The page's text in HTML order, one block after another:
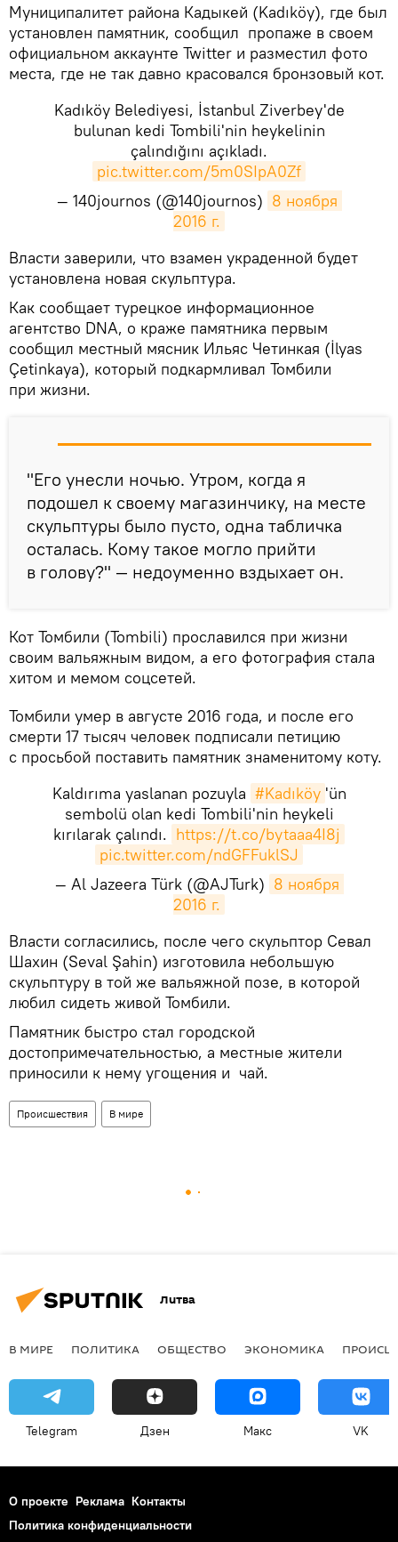
Муниципалитет района Кадыкей (Kadıköy), где был
установлен памятник, сообщил пропаже в своем
официальном аккаунте Twitter и разместил фото
места, где не так давно красовался бронзовый кот.
Kadıköy Belediyesi, İstanbul Ziverbey'de
bulunan kedi Tombili'nin heykelinin
çalındığını açıkladı.
pic.twitter.com/5m0SIpA0Zf
— 140journos (@140journos) 8 ноября
2016 г.
Власти заверили, что взамен украденной будет
установлена новая скульптура.
Как сообщает турецкое информационное
агентство DNA, о краже памятника первым
сообщил местный мясник Ильяс Четинкая (İlyas
Çetinkaya), который подкармливал Томбили
при жизни.
"Его унесли ночью. Утром, когда я
подошел к своему магазинчику, на месте
скульптуры было пусто, одна табличка
осталась. Кому такое могло прийти
в голову?" — недоуменно вздыхает он.
Кот Томбили (Tombili) прославился при жизни
своим вальяжным видом, а его фотография стала
хитом и мемом соцсетей.
Томбили умер в августе 2016 года, и после его
смерти 17 тысяч человек подписали петицию
с просьбой поставить памятник знаменитому коту.
Kaldırıma yaslanan pozuyla #Kadıköy 'ün
sembolü olan kedi Tombili'nin heykeli
kırılarak çalındı. https://t.co/bytaaa4I8j
pic.twitter.com/ndGFFuklSJ
— Al Jazeera Türk (@AJTurk) 8 ноября
2016 г.
Власти согласились, после чего скульптор Севал
Шахин (Seval Şahin) изготовила небольшую
скульптуру в той же вальяжной позе, в которой
любил сидеть живой Томбили.
Памятник быстро стал городской
достопримечательностью, а местные жители
приносили к нему угощения и чай.
Происшествия В мире
Литва
В МИРЕ ПОЛИТИКА ОБЩЕСТВО ЭКОНОМИКА
Telegram Дзен Макс VK
О проекте Реклама Контакты
Политика конфиденциальности